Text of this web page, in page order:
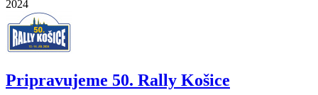
2024
Pripravujeme 50. Rally Košice